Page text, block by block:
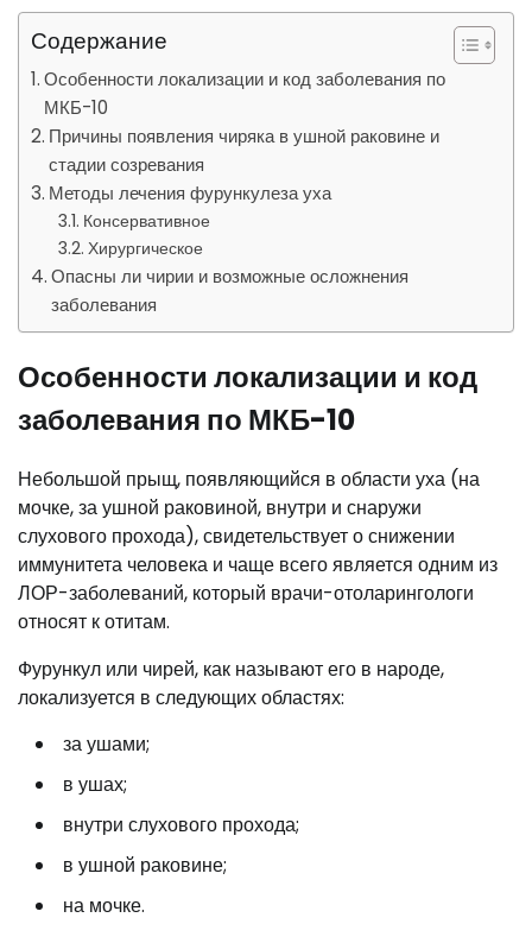
Содержание
Особенности локализации и код заболевания по
МКБ-10
Причины появления чиряка в ушной раковине и
стадии созревания
Методы лечения фурункулеза уха
Консервативное
Хирургическое
Опасны ли чирии и возможные осложнения
заболевания
Особенности локализации и код
заболевания по МКБ-10
Небольшой прыщ, появляющийся в области уха (на
мочке, за ушной раковиной, внутри и снаружи
слухового прохода), свидетельствует о снижении
иммунитета человека и чаще всего является одним из
ЛОР-заболеваний, который врачи-отоларингологи
относят к отитам.
Фурункул или чирей, как называют его в народе,
локализуется в следующих областях:
за ушами;
в ушах;
внутри слухового прохода;
в ушной раковине;
на мочке.